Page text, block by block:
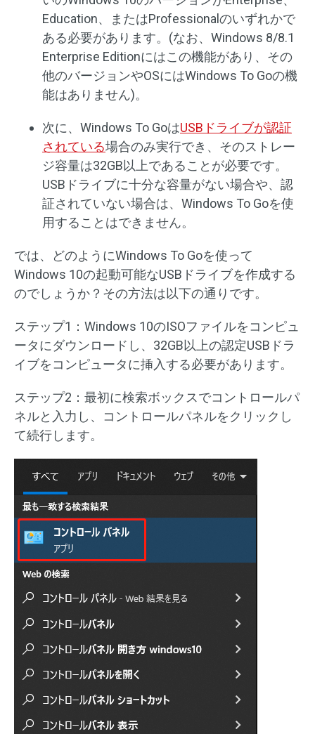
Education、またはProfessionalのいずれかで
ある必要があります。(なお、Windows 8/8.1
Enterprise Editionにはこの機能があり、その
他のバージョンやOSにはWindows To Goの機
能はありません)。
次に、Windows To GoはUSBドライブが認証
されている場合のみ実行でき、そのストレー
ジ容量は32GB以上であることが必要です。
USBドライブに十分な容量がない場合や、認
証されていない場合は、Windows To Goを使
用することはできません。
では、どのようにWindows To Goを使って
Windows 10の起動可能なUSBドライブを作成する
のでしょうか？その方法は以下の通りです。
ステップ1：Windows 10のISOファイルをコンピュ
ータにダウンロードし、32GB以上の認定USBドラ
イブをコンピュータに挿入する必要があります。
ステップ2：最初に検索ボックスでコントロールパ
ネルと入力し、コントロールパネルをクリックし
て続行します。